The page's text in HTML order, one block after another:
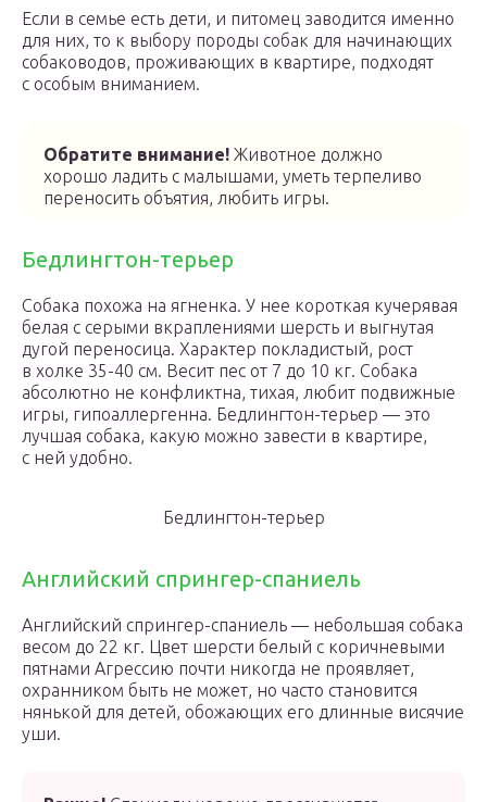
Если в семье есть дети, и питомец заводится именно
для них, то к выбору породы собак для начинающих
собаководов, проживающих в квартире, подходят
с особым вниманием.
Обратите внимание! Животное должно
хорошо ладить с малышами, уметь терпеливо
переносить объятия, любить игры.
Бедлингтон-терьер
Собака похожа на ягненка. У нее короткая кучерявая
белая с серыми вкраплениями шерсть и выгнутая
дугой переносица. Характер покладистый, рост
в холке 35-40 см. Весит пес от 7 до 10 кг. Собака
абсолютно не конфликтна, тихая, любит подвижные
игры, гипоаллергенна. Бедлингтон-терьер — это
лучшая собака, какую можно завести в квартире,
с ней удобно.
Бедлингтон-терьер
Английский спрингер-спаниель
Английский спрингер-спаниель — небольшая собака
весом до 22 кг. Цвет шерсти белый с коричневыми
пятнами Агрессию почти никогда не проявляет,
охранником быть не может, но часто становится
нянькой для детей, обожающих его длинные висячие
уши.